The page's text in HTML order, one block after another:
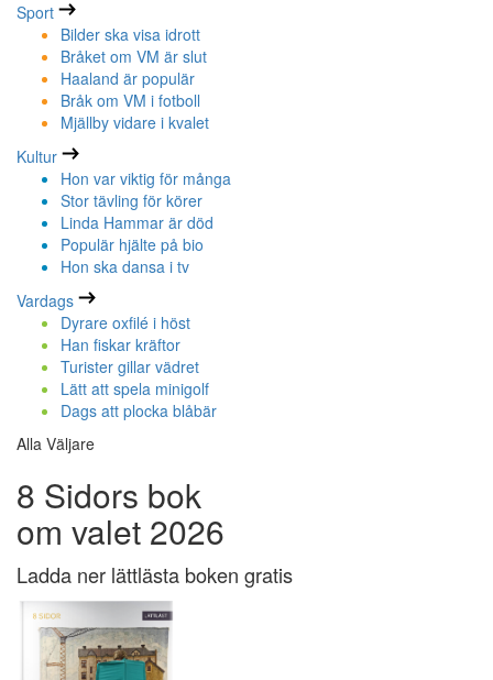
Sport
Bilder ska visa idrott
Bråket om VM är slut
Haaland är populär
Bråk om VM i fotboll
Mjällby vidare i kvalet
Kultur
Hon var viktig för många
Stor tävling för körer
Linda Hammar är död
Populär hjälte på bio
Hon ska dansa i tv
Vardags
Dyrare oxfilé i höst
Han fiskar kräftor
Turister gillar vädret
Lätt att spela minigolf
Dags att plocka blåbär
Alla Väljare
8 Sidors bok
om valet 2026
Ladda ner lättlästa boken gratis